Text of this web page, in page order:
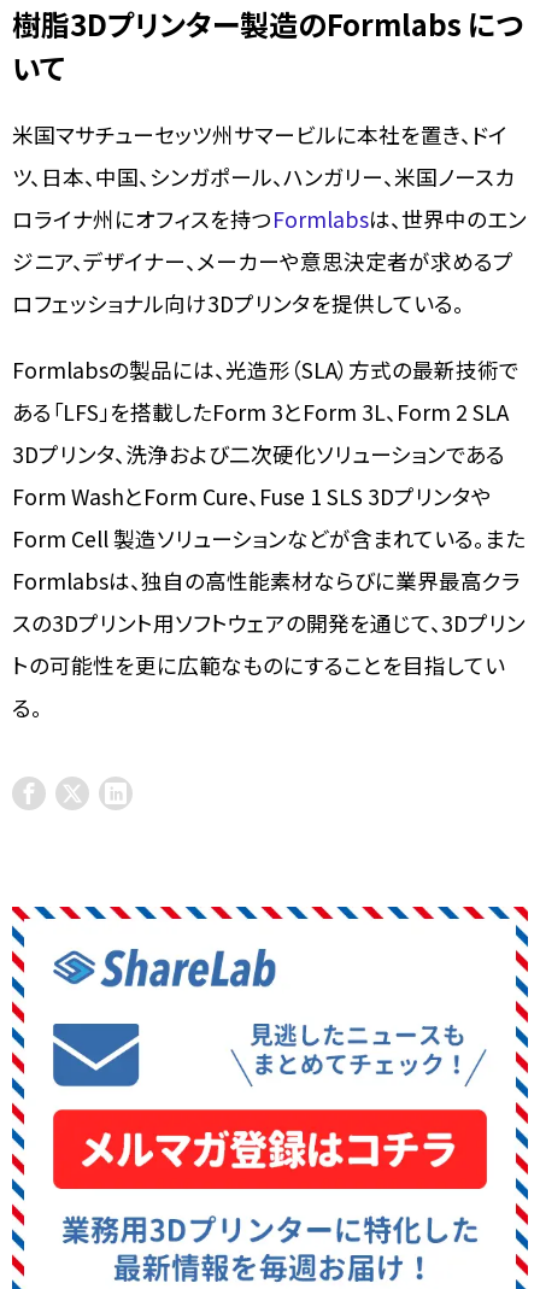
樹脂3Dプリンター製造の​Formlabs につ
いて
米国マサチューセッツ州サマービルに本社を置き、ドイ
ツ、日本、中国、シンガポール、ハンガリー、米国ノースカ
ロライナ州にオフィスを持つFormlabsは、世界中のエン
ジニア、デザイナー、メーカーや意思決定者が求めるプ
ロフェッショナル向け3Dプリンタを提供している。
Formlabsの製品には、光造形（SLA）方式の最新技術で
ある「LFS」を搭載したForm 3とForm 3L、Form 2 SLA
3Dプリンタ、洗浄および二次硬化ソリューションである
Form WashとForm Cure、Fuse 1 SLS 3Dプリンタや
Form Cell 製造ソリューションなどが含まれている。また
Formlabsは、独自の高性能素材ならびに業界最高クラ
スの3Dプリント用ソフトウェアの開発を通じて、3Dプリン
トの可能性を更に広範なものにすることを目指してい
る。